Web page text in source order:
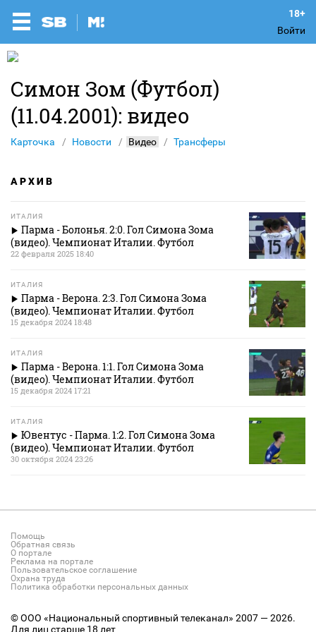
Войти
Симон Зом (Футбол)
(11.04.2001): видео
Карточка Новости Видео Трансферы
АРХИВ
ИТАЛИЯ
Парма - Болонья. 2:0. Гол Симона Зома
(видео). Чемпионат Италии. Футбол
22 февраля 2025 18:40
ИТАЛИЯ
Парма - Верона. 2:3. Гол Симона Зома
(видео). Чемпионат Италии. Футбол
15 декабря 2024 18:48
ИТАЛИЯ
Парма - Верона. 1:1. Гол Симона Зома
(видео). Чемпионат Италии. Футбол
15 декабря 2024 17:21
ИТАЛИЯ
Ювентус - Парма. 1:2. Гол Симона Зома
(видео). Чемпионат Италии. Футбол
30 октября 2024 23:26
Помощь
Обратная связь
О портале
Реклама на портале
Пользовательское соглашение
Охрана труда
Политика обработки персональных данных
© ООО «Национальный спортивный телеканал» 2007 — 2026.
Для лиц старше 18 лет